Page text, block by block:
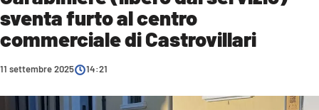
POLITICA
COSENZA CALCIO
ECONOMIA E LAVORO
sventa furto al centro
commerciale di Castrovillari
11 settembre 2025 14:21